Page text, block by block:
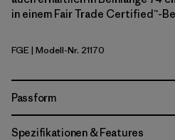
in einem Fair Trade Certified™-
Forge Grey
FGE| Modell-Nr. 21170
Passform
Spezifikationen & Features